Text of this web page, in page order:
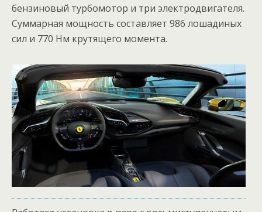
бензиновый турбомотор и три электродвигателя.
Суммарная мощность составляет 986 лошадиных
сил и 770 Нм крутящего момента.